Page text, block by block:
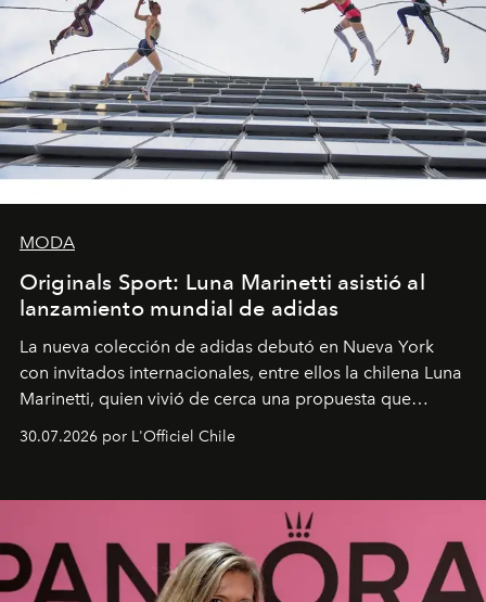
MODA
Originals Sport: Luna Marinetti asistió al
lanzamiento mundial de adidas
La nueva colección de adidas debutó en Nueva York
con invitados internacionales, entre ellos la chilena Luna
Marinetti, quien vivió de cerca una propuesta que
fusiona moda y rendimiento.
30.07.2026 por L'Officiel Chile